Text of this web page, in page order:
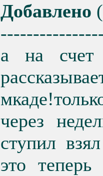
Добавлено
а на счет
через
ступил
это